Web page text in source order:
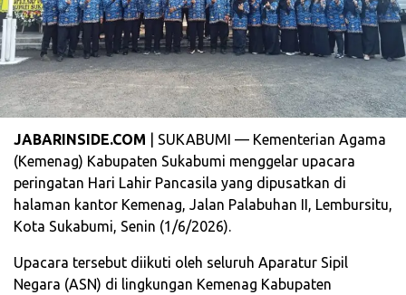
JABARINSIDE.COM | SUKABUMI — Kementerian Agama
(Kemenag) Kabupaten Sukabumi menggelar upacara
peringatan Hari Lahir Pancasila yang dipusatkan di
halaman kantor Kemenag, Jalan Palabuhan II, Lembursitu,
Kota Sukabumi, Senin (1/6/2026).
Upacara tersebut diikuti oleh seluruh Aparatur Sipil
Negara (ASN) di lingkungan Kemenag Kabupaten